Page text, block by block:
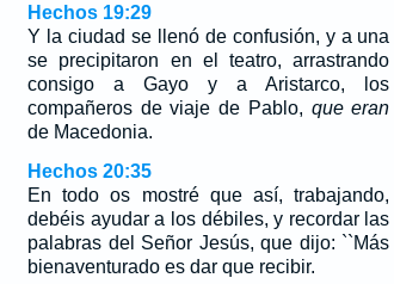
Hechos 19:29
Y la ciudad se llenó de confusión, y a una
se precipitaron en el teatro, arrastrando
consigo a Gayo y a Aristarco, los
compañeros de viaje de Pablo, que eran
de Macedonia.
Hechos 20:35
En todo os mostré que así, trabajando,
debéis ayudar a los débiles, y recordar las
palabras del Señor Jesús, que dijo: ``Más
bienaventurado es dar que recibir.